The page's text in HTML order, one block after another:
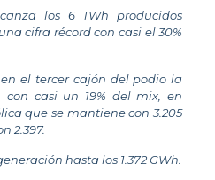
los 6 TWh producidos
cifra récord con casi el 30%
el tercer cajón del podio la
con casi un 19% del mix, en
que se mantiene con 3.205
2.397.
hasta los 1.372 GWh.